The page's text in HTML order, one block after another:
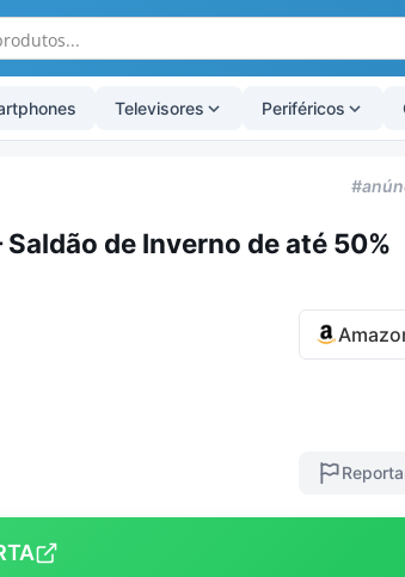
Televisores Periféricos
de Inverno de até 50%